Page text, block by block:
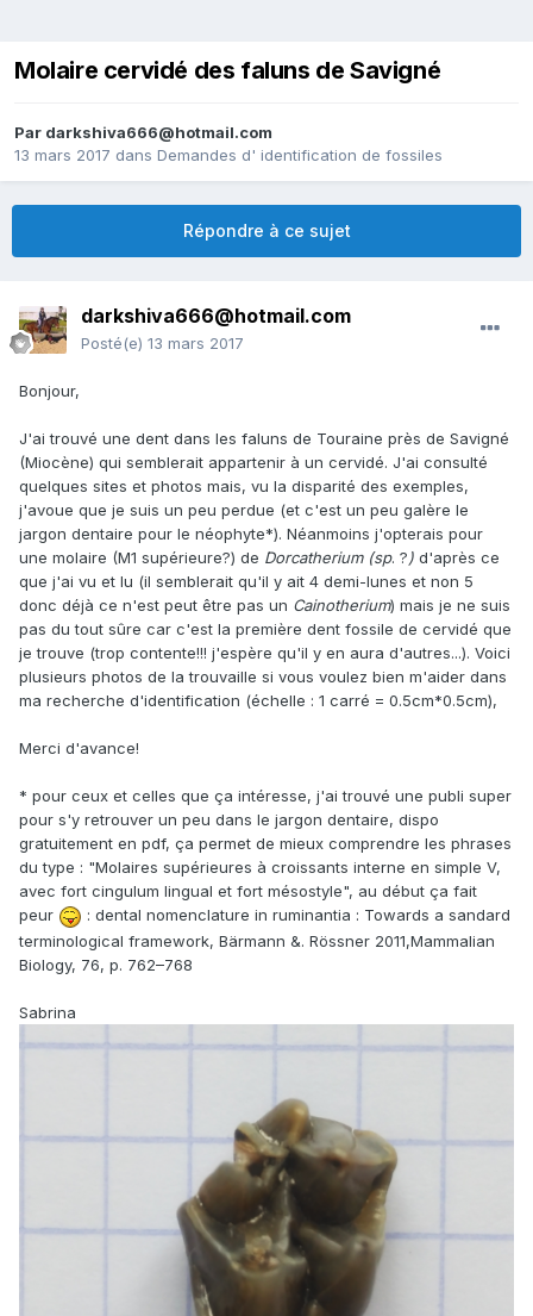
Molaire cervidé des faluns de Savigné
Par darkshiva666@hotmail.com
13 mars 2017 dans Demandes d' identification de fossiles
Répondre à ce sujet
darkshiva666@hotmail.com
Posté(e) 13 mars 2017
Bonjour,
J'ai trouvé une dent dans les faluns de Touraine près de Savigné
(Miocène) qui semblerait appartenir à un cervidé. J'ai consulté
quelques sites et photos mais, vu la disparité des exemples,
j'avoue que je suis un peu perdue (et c'est un peu galère le
jargon dentaire pour le néophyte*). Néanmoins j'opterais pour
une molaire (M1 supérieure?) de Dorcatherium (sp. ?) d'après ce
que j'ai vu et lu (il semblerait qu'il y ait 4 demi-lunes et non 5
donc déjà ce n'est peut être pas un Cainotherium) mais je ne suis
pas du tout sûre car c'est la première dent fossile de cervidé que
je trouve (trop contente!!! j'espère qu'il y en aura d'autres...). Voici
plusieurs photos de la trouvaille si vous voulez bien m'aider dans
ma recherche d'identification (échelle : 1 carré = 0.5cm*0.5cm),
Merci d'avance!
* pour ceux et celles que ça intéresse, j'ai trouvé une publi super
pour s'y retrouver un peu dans le jargon dentaire, dispo
gratuitement en pdf, ça permet de mieux comprendre les phrases
du type : "Molaires supérieures à croissants interne en simple V,
avec fort cingulum lingual et fort mésostyle", au début ça fait
peur
: dental nomenclature in ruminantia : Towards a sandard
terminological framework, Bärmann &. Rössner 2011,Mammalian
Biology, 76, p. 762–768
Sabrina